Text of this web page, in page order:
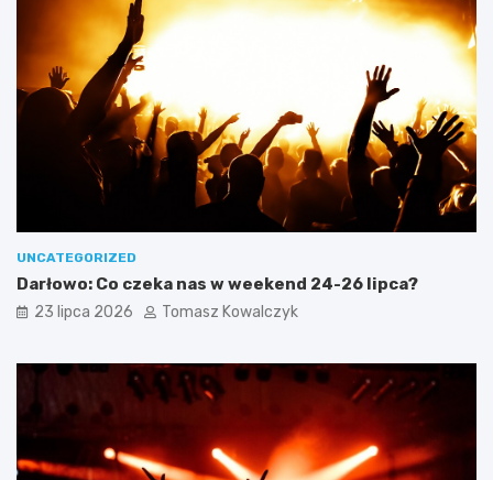
UNCATEGORIZED
Darłowo: Co czeka nas w weekend 24-26 lipca?
23 lipca 2026 Tomasz Kowalczyk